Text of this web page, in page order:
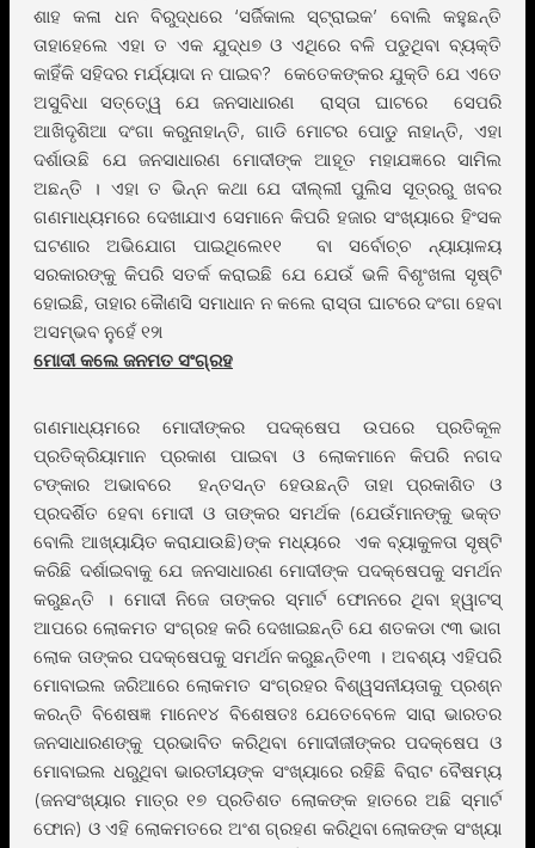
ଶାହ କଳା ଧନ ବିରୁଦ୍ଧରେ ‘ସର୍ଜିକାଲ ସ୍ଟ୍ରାଇକ’ ବୋଲି କହୁଛନ୍ତି
ତାହାହେଲେ ଏହା ତ ଏକ ଯୁଦ୍ଧ୭ ଓ ଏଥିରେ ବଳି ପଡୁଥିବା ବ୍ୟକ୍ତି
କାହିଁକି ସହିଦର ମର୍ଯ୍ୟାଦା ନ ପାଇବ? କେତେକଙ୍କର ଯୁକ୍ତି ଯେ ଏତେ
ଅସୁବିଧା ସତ୍ତେ୍ୱ ଯେ ଜନସାଧାରଣ ରାସ୍ତା ଘାଟରେ ସେପରି
ଆଖିଦୃଶିଆ ଦଂଗା କରୁନାହାନ୍ତି, ଗାଡି ମୋଟର ପୋଡୁ ନାହାନ୍ତି, ଏହା
ଦର୍ଶାଉଛି ଯେ ଜନସାଧାରଣ ମୋଦୀଙ୍କ ଆହୂତ ମହାଯଜ୍ଞରେ ସାମିଲ
ଅଛନ୍ତି । ଏହା ତ ଭିନ୍ନ କଥା ଯେ ଦୀଲ୍ଲୀ ପୁଲିସ ସୂତ୍ରରୁ ଖବର
ଗଣମାଧ୍ୟମରେ ଦେଖାଯାଏ ସେମାନେ କିପରି ହଜାର ସଂଖ୍ୟାରେ ହିଂସକ
ଘଟଣାର ଅଭିଯୋଗ ପାଇଥିଲେ୧୧ ବା ସର୍ବୋଚ୍ଚ ନ୍ୟାୟାଳୟ
ସରକାରଙ୍କୁ କିପରି ସତର୍କ କରାଇଛି ଯେ ଯେଉଁ ଭଳି ବିଶୃଂଖଳା ସୃଷ୍ଟି
ହୋଇଛି, ତାହାର କୈାଣସି ସମାଧାନ ନ କଲେ ରାସ୍ତା ଘାଟରେ ଦଂଗା ହେବା
ଅସମ୍ଭବ ନୁହେଁ ୧୨ା
ମୋଦୀ କଲେ ଜନମତ ସଂଗ୍ରହ
ଗଣମାଧ୍ୟମରେ ମୋଦୀଙ୍କର ପଦକ୍ଷେପ ଉପରେ ପ୍ରତିକୂଳ
ପ୍ରତିକ୍ରିୟାମାନ ପ୍ରକାଶ ପାଇବା ଓ ଲୋକମାନେ କିପରି ନଗଦ
ଟଙ୍କାର ଅଭାବରେ ହନ୍ତସନ୍ତ ହେଉଛନ୍ତି ତାହା ପ୍ରକାଶିତ ଓ
ପ୍ରଦର୍ଶିତ ହେବା ମୋଦୀ ଓ ତାଙ୍କର ସମର୍ଥକ (ଯେଉଁମାନଙ୍କୁ ଭକ୍ତ
ବୋଲି ଆଖ୍ୟାୟିତ କରାଯାଉଛି)ଙ୍କ ମଧ୍ୟରେ ଏକ ବ୍ୟାକୁଳତା ସୃଷ୍ଟି
କରିଛି ଦର୍ଶାଇବାକୁ ଯେ ଜନସାଧାରଣ ମୋଦୀଙ୍କ ପଦକ୍ଷେପକୁ ସମର୍ଥନ
କରୁଛନ୍ତି । ମୋଦୀ ନିଜେ ତାଙ୍କର ସ୍ମାର୍ଟ ଫୋନରେ ଥିବା ହ୍ୱାଟସ୍
ଆପରେ ଲୋକମତ ସଂଗ୍ରହ କରି ଦେଖାଇଛନ୍ତି ଯେ ଶତକଡା ୯୩ ଭାଗ
ଲୋକ ତାଙ୍କର ପଦକ୍ଷେପକୁ ସମର୍ଥନ କରୁଛନ୍ତି୧୩ । ଅବଶ୍ୟ ଏହିପରି
ମୋବାଇଲ ଜରିଆରେ ଲୋକମତ ସଂଗ୍ରହର ବିଶ୍ୱସନୀୟତାକୁ ପ୍ରଶ୍ନ
କରନ୍ତି ବିଶେଷଜ୍ଞ ମାନେ୧୪ ବିଶେଷତଃ ଯେତେବେଳେ ସାରା ଭାରତର
ଜନସାଧାରଣଙ୍କୁ ପ୍ରଭାବିତ କରିଥିବା ମୋଦୀଜୀଙ୍କର ପଦକ୍ଷେପ ଓ
ମୋବାଇଲ ଧରୁଥିବା ଭାରତୀୟଙ୍କ ସଂଖ୍ୟାରେ ରହିଛି ବିରାଟ ବୈଷମ୍ୟ
(ଜନସଂଖ୍ୟାର ମାତ୍ର ୧୭ ପ୍ରତିଶତ ଲୋକଙ୍କ ହାତରେ ଅଛି ସ୍ମାର୍ଟ
ଫୋନ) ଓ ଏହି ଲୋକମତରେ ଅଂଶ ଗ୍ରହଣ କରିଥିବା ଲୋକଙ୍କ ସଂଖ୍ୟା